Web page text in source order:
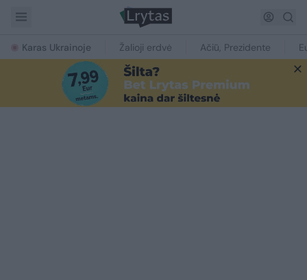
Karas Ukrainoje Žalioji erdvė Ačiū, Prezidente